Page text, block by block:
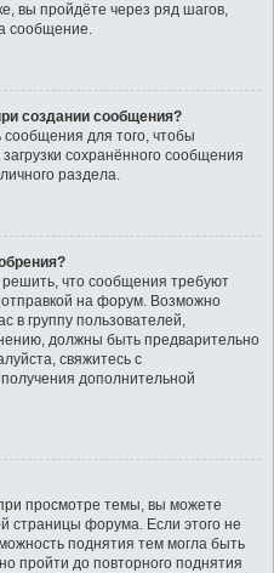
вы пройдёте через ряд шагов,
сообщение.
создании сообщения?
сообщения для того, чтобы
сохранённого сообщения
раздела.
что сообщения требуют
на форум. Возможно
в группу пользователей,
должны быть предварительно
свяжитесь с
дополнительной
просмотре темы, вы можете
страницы форума. Если этого не
поднятия тем могла быть
пройти до повторного поднятия